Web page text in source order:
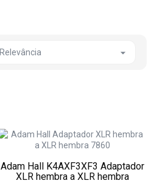
Relevância 
Adam Hall K4AXF3XF3 Adaptador
XLR hembra a XLR hembra